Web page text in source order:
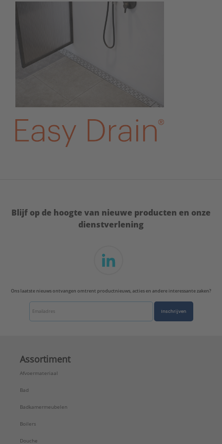
Blijf op de hoogte van nieuwe producten en onze
dienstverlening
Ons laatste nieuws ontvangen omtrent productnieuws, acties en andere interessante zaken?
Inschrijven
Assortiment
Afvoermateriaal
Bad
Badkamermeubelen
Boilers
Douche